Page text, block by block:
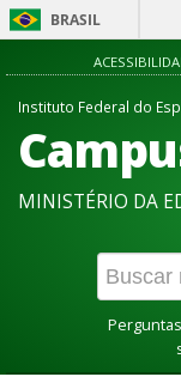
BRASIL
Instituto Federal do
MINISTÉRIO DA